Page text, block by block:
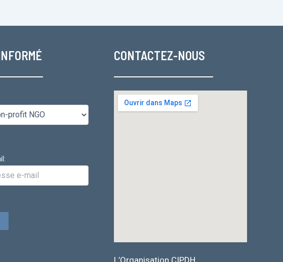
CONTACTEZ-NOUS